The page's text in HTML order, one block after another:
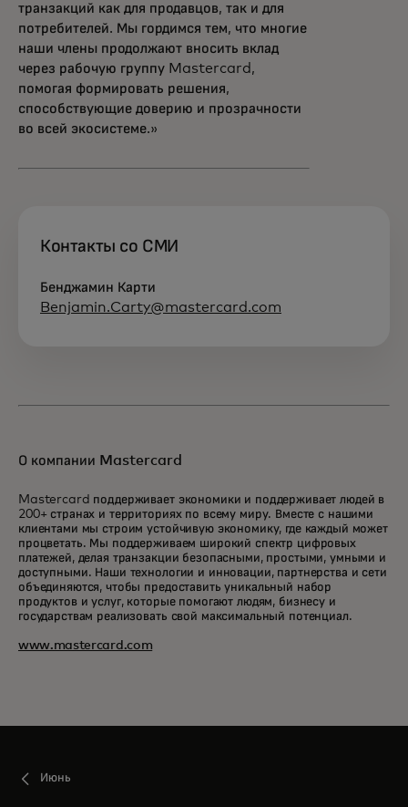
транзакций как для продавцов, так и для
потребителей. Мы гордимся тем, что многие
наши члены продолжают вносить вклад
через рабочую группу Mastercard,
помогая формировать решения,
способствующие доверию и прозрачности
во всей экосистеме.»
Контакты со СМИ
Бенджамин Карти
Benjamin.Carty@mastercard.com
О компании Mastercard
Mastercard поддерживает экономики и поддерживает людей в
200+ странах и территориях по всему миру. Вместе с нашими
клиентами мы строим устойчивую экономику, где каждый может
процветать. Мы поддерживаем широкий спектр цифровых
платежей, делая транзакции безопасными, простыми, умными и
доступными. Наши технологии и инновации, партнерства и сети
объединяются, чтобы предоставить уникальный набор
продуктов и услуг, которые помогают людям, бизнесу и
государствам реализовать свой максимальный потенциал.
www.mastercard.com
Июнь